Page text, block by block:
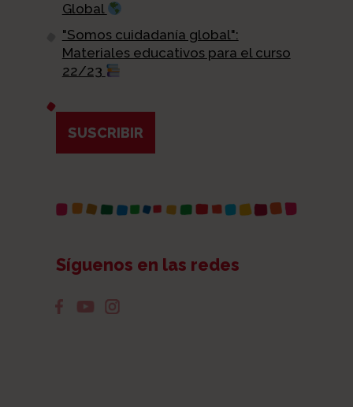
Global
"Somos cuidadanía global":
Materiales educativos para el curso
22/23
SUSCRIBIR
Síguenos en las redes